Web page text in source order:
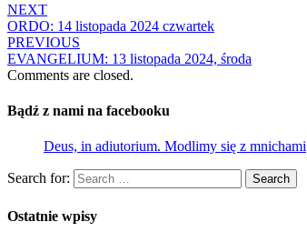
NEXT
ORDO: 14 listopada 2024 czwartek
PREVIOUS
EVANGELIUM: 13 listopada 2024, środa
Comments are closed.
Bądź z nami na facebooku
Deus, in adiutorium. Modlimy się z mnichami
Search for: Search
Ostatnie wpisy